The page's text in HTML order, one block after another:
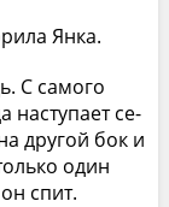
Янка.
С самого
наступает се­
другой бок и
один
спит.